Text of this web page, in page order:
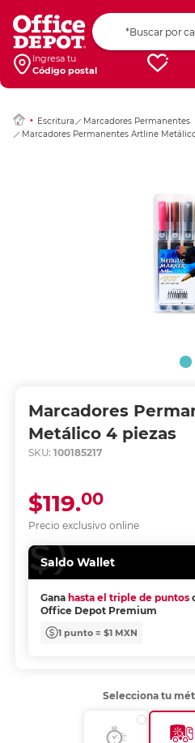
Ingresa tu
Código postal
Escritura
Marcadores Permanentes
Marcadores Permanentes Artline
Marcadores
Metálico 4 piezas
SKU: 100185217
Precio exclusivo online
$119.00
Saldo Wallet
Gana hasta el triple de puntos
Office Depot Premium
1 punto = $1 MXN
Selecciona tu